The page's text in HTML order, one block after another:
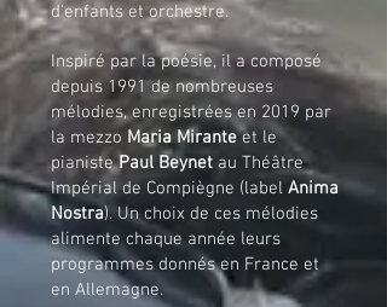
d’enfants et orchestre.
Inspiré par la poésie, il a composé
depuis 1991 de nombreuses
mélodies, enregistrées en 2019 par
la mezzo Maria Miranteet le
pianistePaul Beynet au Théâtre
Impérial de Compiègne (label Anima
Nostra). Un choix de ces mélodies
alimente chaque année leurs
programmes donnés en France et
en Allemagne.